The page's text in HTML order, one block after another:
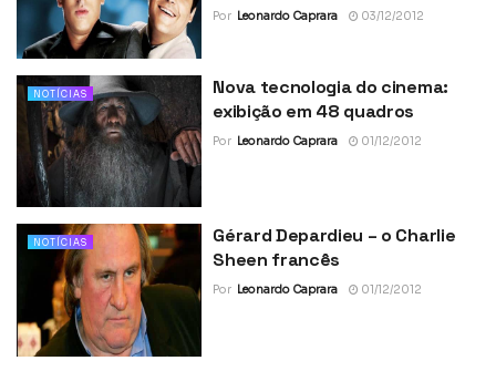
Por Leonardo Caprara 03/12/2012
NOTÍCIAS
Nova tecnologia do cinema:
exibição em 48 quadros
Por Leonardo Caprara 01/12/2012
NOTÍCIAS
Gérard Depardieu – o Charlie
Sheen francês
Por Leonardo Caprara 01/12/2012